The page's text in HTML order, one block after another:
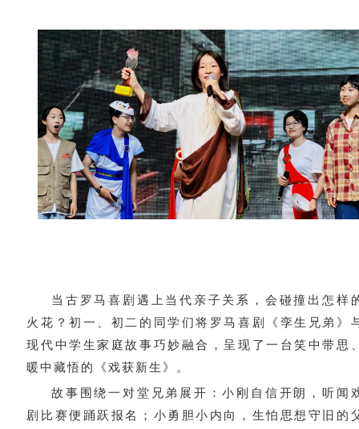
当古罗马喜剧遇上当代亲子关系，会碰撞出怎样
火花？初一、初二的同学们将罗马喜剧《孪生兄弟》
现代中学生家庭故事巧妙融合，呈现了一台笑中带思
暖中藏悟的《戏获新生》。
故事围绕一对堂兄弟展开：小刚自信开朗，听闻
剧比赛便踊跃报名；小勇胆小内向，生怕思想守旧的